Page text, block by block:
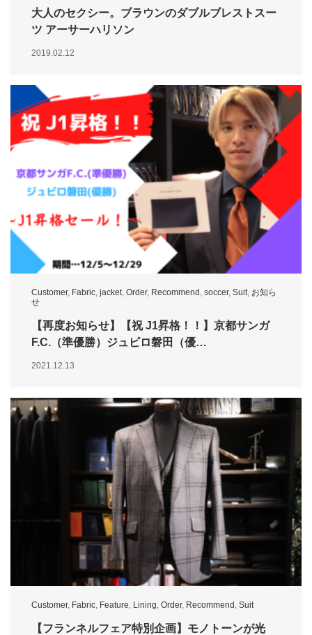
大人のセクシー。ブラウンのダブルブレストスー
ツ アーサーハリソン
2019.02.12
Customer, Fabric, jacket, Order, Recommend , soccer, Suit, お知ら
せ
【再度お知らせ】【祝 J1昇格！！】京都サンガ
F.C.（準優勝）ジュビロ磐田（優…
2021.12.13
Customer, Fabric Feature Lining Order, Recommend Suit
【フランネルフェア特別企画】モノトーンが光